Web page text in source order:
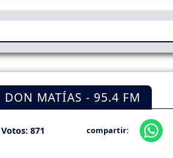
DON MATÍAS - 95.4 FM
Votos: 871 compartir: